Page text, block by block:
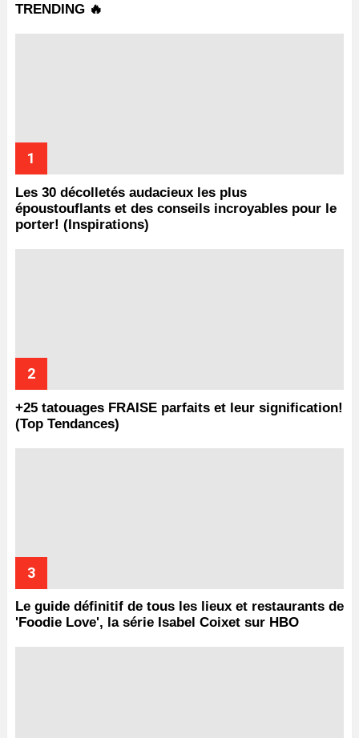
TRENDING 🔥
Les 30 décolletés audacieux les plus
époustouflants et des conseils incroyables pour le
porter! (Inspirations)
+25 tatouages ​​FRAISE parfaits et leur signification!
(Top Tendances)
Le guide définitif de tous les lieux et restaurants de
'Foodie Love', la série Isabel Coixet sur HBO